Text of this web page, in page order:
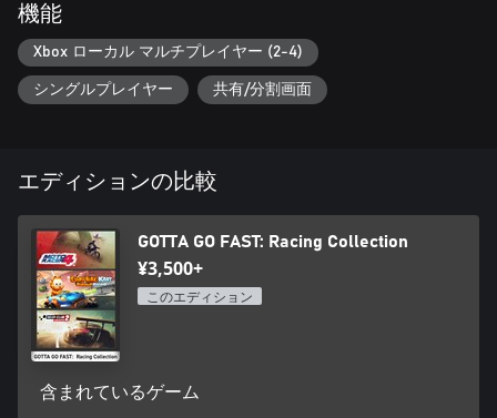
機能
Xbox ローカル マルチプレイヤー (2-4)
シングルプレイヤー 共有/分割画面
エディションの比較
GOTTA GO FAST: Racing Collection
¥3,500+
このエディション
含まれているゲーム